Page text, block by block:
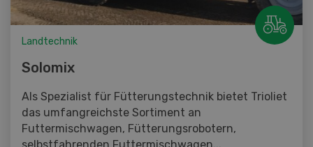
Landtechnik
Solomix
Als Spezialist für Fütterungstechnik bietet Trioliet
das umfangreichste Sortiment an
Futtermischwagen, Fütterungsrobotern,